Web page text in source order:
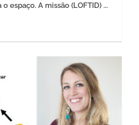
espaço. A missão (LOFTID) ...